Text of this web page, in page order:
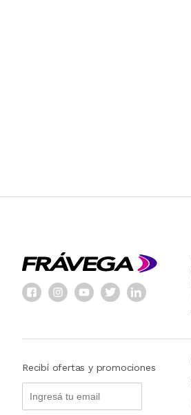
Recibí ofertas y promociones